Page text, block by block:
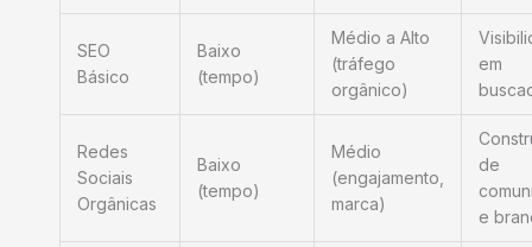
SEO
Básico
Baixo
(tempo)
Médio a Alto
(tráfego
orgânico)
em
Redes
Sociais
Orgânicas
Baixo
(tempo)
Médio
(engajamento,
marca)
de
e